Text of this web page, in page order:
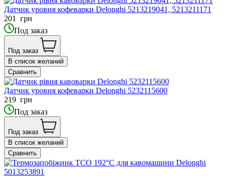
Датчик уровня кофеварки Delonghi 5213219041, 5213211171
201
грн
Под заказ
Под заказ
В список желаний
Сравнить
Датчик уровня кофеварки Delonghi 5232115600
219 грн
Под заказ
Под заказ
В список желаний
Сравнить